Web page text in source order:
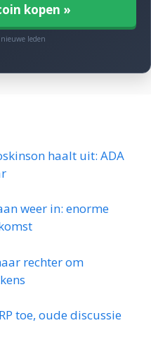
kopen »
leden
haalt uit: ADA
weer in: enorme
rechter om
toe, oude discussie